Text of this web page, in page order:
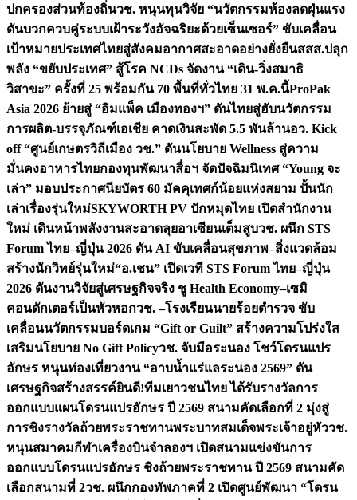
ปกครองส่วนท้องถิ่นวช. หนุนทุนวิจัย “นวัตกรรมห้องลดฝุ่นแรง
ดันบวกควบคู่ระบบเฝ้าระวังอัจฉริยะด้วยเซ็นเซอร์” ขับเคลื่อน
เป้าหมายประเทศไทยสู่สังคมอากาศสะอาดอย่างยั่งยืนสสส.ปลุก
พลัง “ขยับประเทศ” สู้โรค NCDs จัดงาน “เดิน-วิ่งสมาธิ
วิสาขะ” ครั้งที่ 25 พร้อมกัน 70 พื้นที่ทั่วไทย 31 พ.ค.นี้ProPak
Asia 2026 ย้ายสู่ “อิมแพ็ค เมืองทองฯ” ดันไทยสู่ฮับนวัตกรรม
การผลิต-บรรจุภัณฑ์เอเชีย คาดเงินสะพัด 5.5 พันล้านอว. Kick
off “ศูนย์เกษตรวิถีเมือง วช.” ดันนโยบาย Wellness สู่ความ
มั่นคงอาหารไทยกองทุนพัฒนาสื่อฯ จัดปัจฉิมนิเทศ “Young จะ
เล่า” มอบประกาศนียบัตร 60 มัคคุเทศก์น้อยแห่งสยาม ปั้นนัก
เล่าเรื่องรุ่นใหม่SKYWORTH PV ปักหมุดไทย เปิดสำนักงาน
ใหม่ เดินหน้าพลังงานสะอาดลุยอาเซียนเต็มสูบวช. ผนึก STS
Forum ไทย–ญี่ปุ่น 2026 ดัน AI ขับเคลื่อนสุขภาพ–สิ่งแวดล้อม
สร้างนักวิทย์รุ่นใหม่“อ.เชน” เปิดเวที STS Forum ไทย–ญี่ปุ่น
2026 ดันงานวิจัยสู่เศรษฐกิจจริง ชู Health Economy–เซมิ
คอนดักเตอร์เป็นหัวหอกวช. –โรงเรียนนายร้อยตำรวจ ขับ
เคลื่อนนวัตกรรมบอร์ดเกม “Gift or Guilt” สร้างความโปร่งใส
เสริมนโยบาย No Gift Policyวช. จับมือระนอง โชว์โดรนแปร
อักษร หนุนท่องเที่ยวงาน “อาบน้ำแร่แลระนอง 2569” ดัน
เศรษฐกิจสร้างสรรค์ยินดี!ทีมเยาวชนไทย ได้รับรางวัลการ
ออกแบบแผนโดรนแปรอักษร ปี 2569 สนามคัดเลือกที่ 2 มุ่งสู่
การชิงรางวัลถ้วยพระราชทานพระบาทสมเด็จพระเจ้าอยู่หัววช.
หนุนสมาคมกีฬาเครื่องบินจำลองฯ เปิดสนามแข่งขันการ
ออกแบบโดรนแปรอักษร ชิงถ้วยพระราชทาน ปี 2569 สนามคัด
เลือกสนามที่ 2วช. ผนึกกองทัพภาคที่ 2 เปิดศูนย์พัฒนา “โดรน